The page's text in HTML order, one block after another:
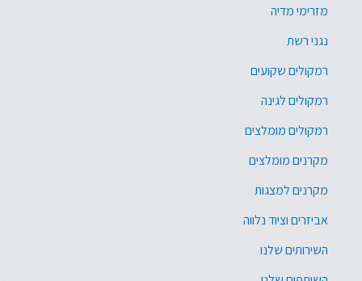
מזרימי מדיה
נגני רשת
רמקולים שקועים
רמקולים לגינה
רמקולים מומלצים
מקרנים מומלצים
מקרנים למצגות
אביזרים וציוד נלווה
השירותים שלנו